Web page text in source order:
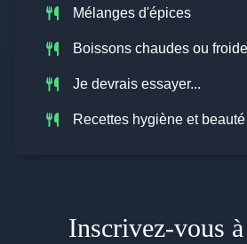
Mélanges d'épices
Boissons chaudes ou
Je devrais essayer...
Recettes hygiène et beauté
Inscrivez-vous